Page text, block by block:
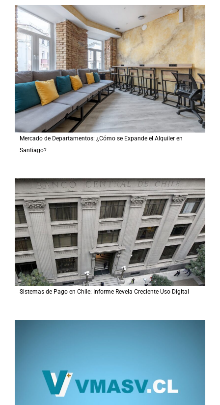
Mercado de Departamentos: ¿Cómo se Expande el Alquiler en
Santiago?
Sistemas de Pago en Chile: Informe Revela Creciente Uso Digital